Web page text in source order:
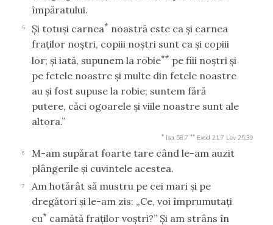
împăratului.
5 Şi totuşi carnea* noastră este ca şi carnea
fraţilor noştri, copiii noştri sunt ca şi copiii
lor; şi iată, supunem la robie** pe fiii noştri şi
pe fetele noastre şi multe din fetele noastre
au şi fost supuse la robie; suntem fără
putere, căci ogoarele şi viile noastre sunt ale
altora.”
* Isa 58:7 ** Exod 21:7 Lev 25:39
6
M-am supărat foarte tare când le-am auzit
plângerile şi cuvintele acestea.
7
Am hotărât să mustru pe cei mari şi pe
dregători şi le-am zis: „Ce, voi împrumutaţi
cu* camătă fraţilor voştri?” Şi am strâns în